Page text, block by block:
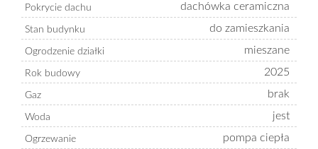
Pokrycie dachu dachówka ceramiczna
Stan budynku do zamieszkania
Ogrodzenie działki mieszane
Rok budowy 2025
Gaz brak
Woda jest
Ogrzewanie pompa ciepła